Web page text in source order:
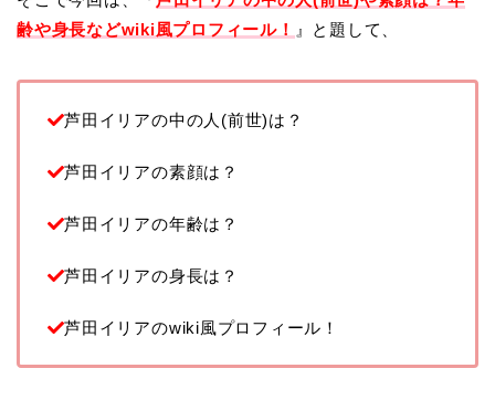
齢や身長などwiki風プロフィール！
』と題して、
芦田イリアの中の人(前世)は？
芦田イリアの素顔は？
芦田イリアの年齢は？
芦田イリアの身長は？
芦田イリアのwiki風プロフィール！